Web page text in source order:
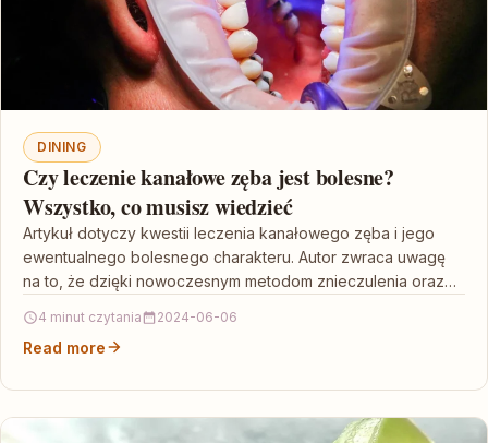
DINING
Czy leczenie kanałowe zęba jest bolesne?
Wszystko, co musisz wiedzieć
Artykuł dotyczy kwestii leczenia kanałowego zęba i jego
ewentualnego bolesnego charakteru. Autor zwraca uwagę
na to, że dzięki nowoczesnym metodom znieczulenia oraz
4 minut czytania 2024-06-06
Read more